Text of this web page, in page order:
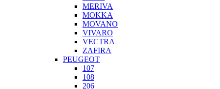
MERIVA
MOKKA
MOVANO
VIVARO
VECTRA
ZAFIRA
PEUGEOT
107
108
206